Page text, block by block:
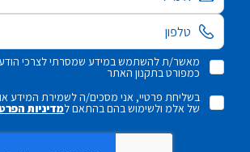
מאשר/ת להשתמש במידע שמסרתי לצרכי
כמפורט בתקנון האתר
בשליחת פרטיי, אני מסכים/ה לשמירת המידע
של אלמ ולשימוש בהם בהתאם למדיניות